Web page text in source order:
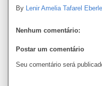
By Lenir Amelia Tafarel Eberle
Nenhum comentário:
Postar um comentário
Seu comentário será